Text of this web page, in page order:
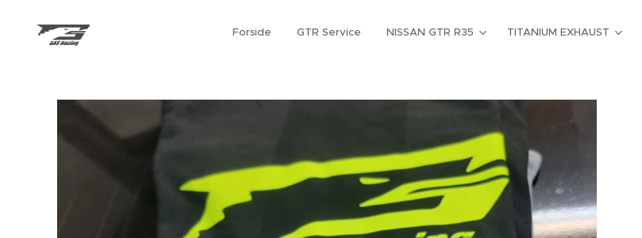
Forside GTR Service NISSAN GTR R35 TITANIUM EXHAUST